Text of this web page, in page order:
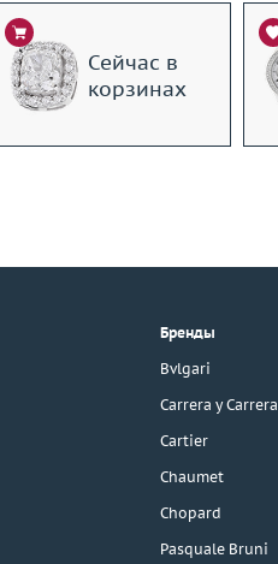
Сейчас в
корзинах
Бренды
Bvlgari
Carrera y Carrera
Cartier
Chaumet
Chopard
Pasquale Bruni